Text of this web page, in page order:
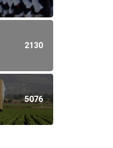
2130
5076